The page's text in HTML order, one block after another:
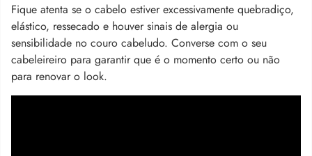
Fique atenta se o cabelo estiver excessivamente quebradiço,
elástico, ressecado e houver sinais de alergia ou
sensibilidade no couro cabeludo. Converse com o seu
cabeleireiro para garantir que é o momento certo ou não
para renovar o look.